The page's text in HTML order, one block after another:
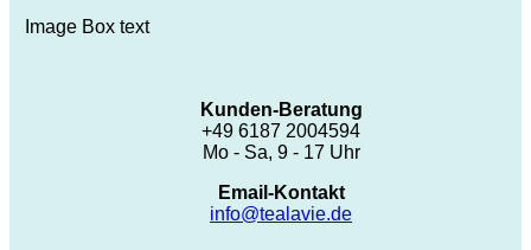
Image Box text
Kunden-Beratung
+49 6187 2004594
Mo - Sa, 9 - 17 Uhr
Email-Kontakt
info@tealavie.de